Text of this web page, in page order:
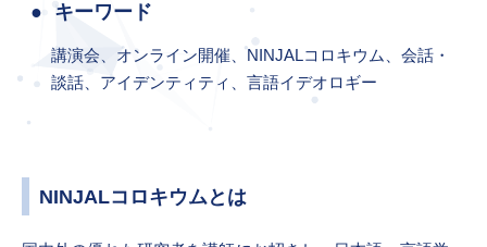
キーワード
講演会、オンライン開催、NINJALコロキウム、会話・
談話、アイデンティティ、言語イデオロギー
NINJALコロキウムとは